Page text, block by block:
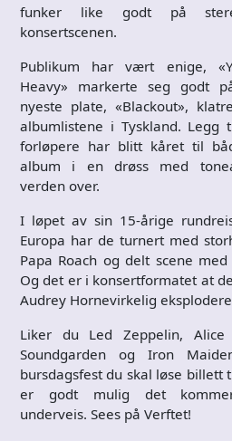
funker like godt på
konsertscenen.
Publikum har vært enige,
Heavy» markerte seg godt
nyeste plate, «Blackout»,
albumlistene i Tyskland.
forløpere har blitt kåret til
album i en drøss med
verden over.
I løpet av sin 15-årige
Europa har de turnert med
Papa Roach og delt scene
Og det er i konsertformatet at
Audrey Hornevirkelig
Liker du Led Zeppelin, Alice
Soundgarden og Iron
bursdagsfest du skal løse billett
er godt mulig det
underveis. Sees på Verftet!